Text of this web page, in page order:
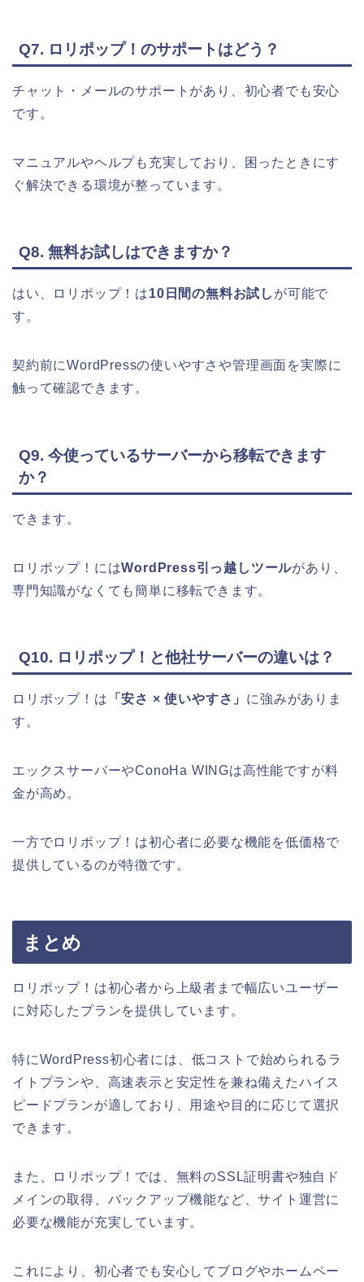
Q7. ロリポップ！のサポートはどう？
チャット・メールのサポートがあり、初心者でも安心
です。
マニュアルやヘルプも充実しており、困ったときにす
ぐ解決できる環境が整っています。
Q8. 無料お試しはできますか？
はい、ロリポップ！は10日間の無料お試し が可能で
す。
契約前にWordPressの使いやすさや管理画面を実際に
触って確認できます。
Q9. 今使っているサーバーから移転できます
か？
できます。
ロリポップ！にはWordPress引っ越しツールがあり、
専門知識がなくても簡単に移転できます。
Q10. ロリポップ！と他社サーバーの違いは？
ロリポップ！は 「安さ × 使いやすさ」 に強みがありま
す。
エックスサーバーやConoHa WINGは高性能ですが料
金が高め。
一方でロリポップ！は初心者に必要な機能を低価格で
提供しているのが特徴です。
まとめ
ロリポップ！は初心者から上級者まで幅広いユーザー
に対応したプランを提供しています。
特にWordPress初心者には、低コストで始められるラ
イトプランや、高速表示と安定性を兼ね備えたハイス
ピードプランが適しており、用途や目的に応じて選択
できます。
また、ロリポップ！では、無料のSSL証明書や独自ド
メインの取得、バックアップ機能など、サイト運営に
必要な機能が充実しています。
これにより、初心者でも安心してブログやホームペー